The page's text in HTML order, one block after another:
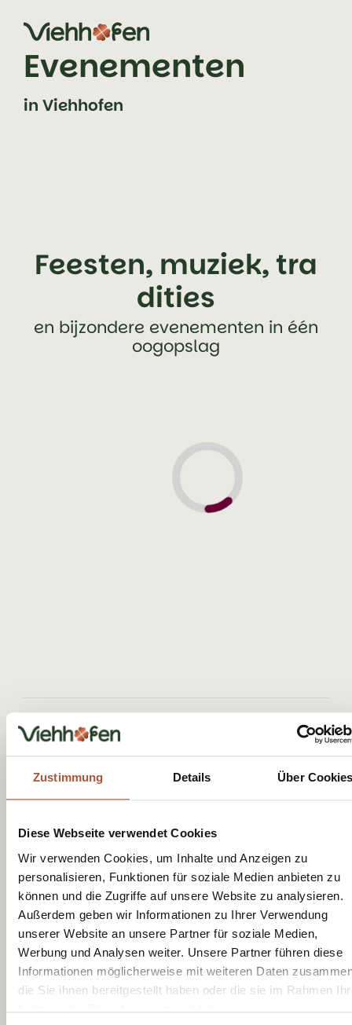
Zustimmung Details Über
Diese Webseite verwendet Cookies
Wir verwenden Cookies, um Inhalte und Anzeigen zu
personalisieren, Funktionen für soziale Medien anbieten zu
können und die Zugriffe auf unsere Website zu analysieren.
Außerdem geben wir Informationen zu Ihrer Verwendung
unserer Website an unsere Partner für soziale Medien,
Werbung und Analysen weiter. Unsere Partner führen diese
Informationen möglicherweise mit weiteren Daten
die Sie ihnen bereitgestellt haben oder die sie im Rahmen
Zum Inhalt springen (Alt+0)
Zum Hauptmenü springen (Alt+1)
Evenementen
in Viehhofen
Feesten, muziek, tra
dities
en bijzondere evenementen in één
oogopslag
Viehhofen - Info
Dorfplatz 1, A-5752 Viehhofen
Ontvang geluksmomenten met onze
nieuwsbrief